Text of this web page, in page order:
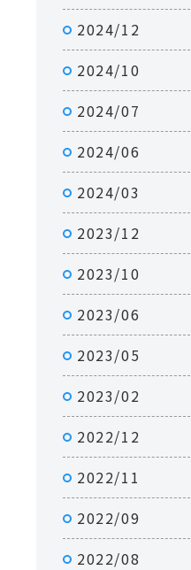
2024/12
2024/10
2024/07
2024/06
2024/03
2023/12
2023/10
2023/06
2023/05
2023/02
2022/12
2022/11
2022/09
2022/08